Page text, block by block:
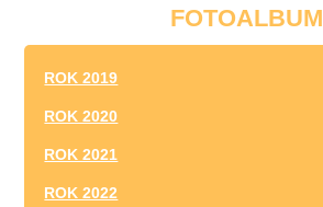
FOTOALBUM
ROK 2019
ROK 2020
ROK 2021
ROK 2022